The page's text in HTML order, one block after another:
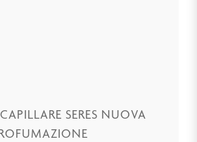
SERES NUOVA